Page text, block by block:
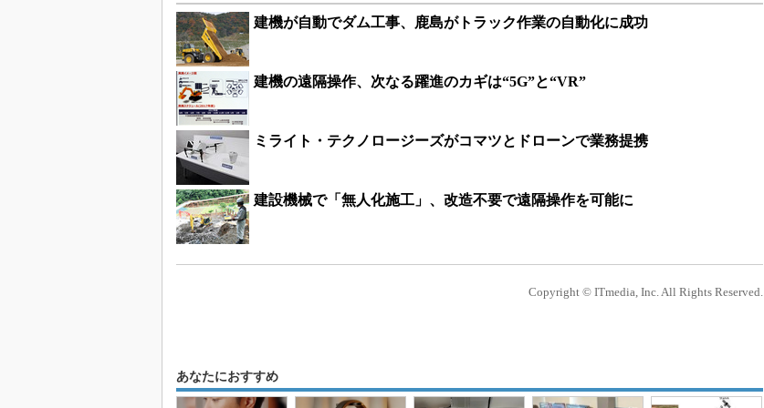
建機が自動でダム工事、鹿島がトラック作業の自動化に成功
建機の遠隔操作、次なる躍進のカギは“5G”と“VR”
ミライト・テクノロージーズがコマツとドローンで業務提携
建設機械で「無人化施工」、改造不要で遠隔操作を可能に
Copyright © ITmedia, Inc. All Rights Reserved.
あなたにおすすめ